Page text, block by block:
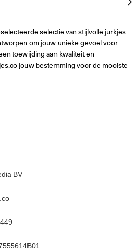
selectie van stijlvolle jurkjes
om jouw unieke gevoel voor
toewijding aan kwaliteit en
jouw bestemming voor de mooiste
BV